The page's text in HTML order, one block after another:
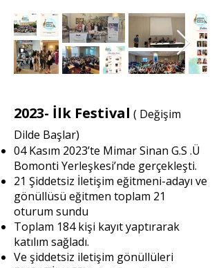
2023- İlk Festival ( Değişim
Dilde Başlar)
04 Kasım 2023’te Mimar Sinan G.S .Ü
Bomonti Yerleşkesi’nde gerçekleşti.
21 Şiddetsiz İletişim eğitmeni-adayı ve
gönüllüsü eğitmen toplam 21
oturum sundu
Toplam 184 kişi kayıt yaptırarak
katılım sağladı.
Ve şiddetsiz iletişim gönüllüleri